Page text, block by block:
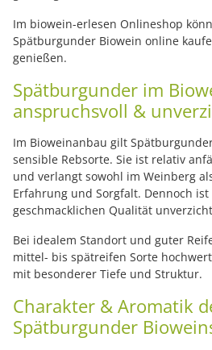
Im biowein-erlesen Onlineshop
Spätburgunder Biowein online
genießen.
Spätburgunder im
anspruchsvoll &
Im Bioweinanbau gilt
sensible Rebsorte. Sie ist relativ
und verlangt sowohl im Weinberg
Erfahrung und Sorgfalt. Dennoch
geschmacklichen Qualität
Bei idealem Standort und guter
mittel- bis spätreifen Sorte
mit besonderer Tiefe und Struktur.
Charakter & Aromatik
Spätburgunder